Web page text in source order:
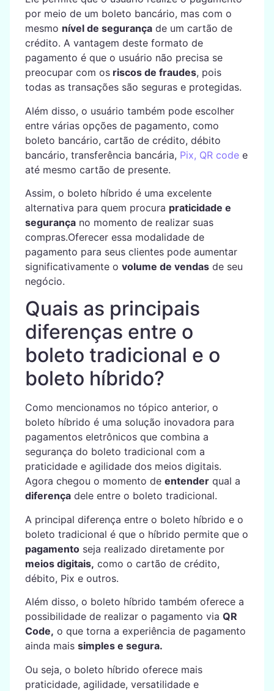
por meio de um boleto bancário, mas com o
mesmo nível de segurançade um cartão de
crédito. A vantagem deste formato de
pagamento é que o usuário não precisa se
preocupar com osriscos de fraudes, pois
todas as transações são seguras e protegidas.
Além disso, o usuário também pode escolher
entre várias opções de pagamento, como
boleto bancário, cartão de crédito, débito
bancário, transferência bancária, Pix, QR codee
até mesmo cartão de presente.
Assim, o boleto híbrido é uma excelente
alternativa para quem procura praticidade e
segurançano momento de realizar suas
compras.Oferecer essa modalidade de
pagamento para seus clientes pode aumentar
significativamente o volume de vendasde seu
negócio.
Quais as principais
diferenças entre o
boleto tradicional e o
boleto híbrido?
Como mencionamos no tópico anterior, o
boleto híbrido é uma solução inovadora para
pagamentos eletrônicos que combina a
segurança do boleto tradicional com a
praticidade e agilidade dos meios digitais.
Agora chegou o momento de entenderqual a
diferençadele entre o boleto tradicional.
A principal diferença entre o boleto híbrido e o
boleto tradicional é que o híbrido permite que o
pagamentoseja realizado diretamente por
meios digitais, como o cartão de crédito,
débito, Pix e outros.
Além disso, o boleto híbrido também oferece a
possibilidade de realizar o pagamento via QR
Code, o que torna a experiência de pagamento
ainda mais simples e segura.
Ou seja, o boleto híbrido oferece mais
praticidade, agilidade, versatilidade e